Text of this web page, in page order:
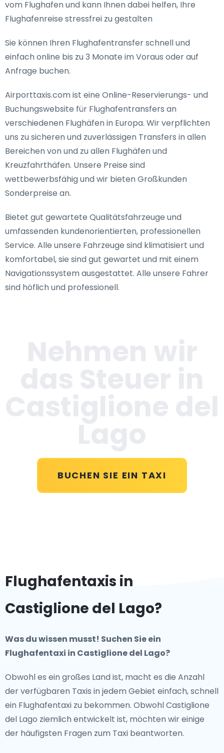
vom Flughafen und kann Ihnen dabei helfen, Ihre
Flughafenreise stressfrei zu gestalten
Sie können Ihren Flughafentransfer schnell und
einfach online bis zu 3 Monate im Voraus oder auf
Anfrage buchen.
Airporttaxis.com ist eine Online-Reservierungs- und
Buchungswebsite für Flughafentransfers an
verschiedenen Flughäfen in Europa. Wir verpflichten
uns zu sicheren und zuverlässigen Transfers in allen
Bereichen von und zu allen Flughäfen und
Kreuzfahrthäfen. Unsere Preise sind
wettbewerbsfähig und wir bieten Großkunden
Sonderpreise an.
Bietet gut gewartete Qualitätsfahrzeuge und
umfassenden kundenorientierten, professionellen
Service. Alle unsere Fahrzeuge sind klimatisiert und
komfortabel, sie sind gut gewartet und mit einem
Navigationssystem ausgestattet. Alle unsere Fahrer
sind höflich und professionell.
BUCHEN SIE EIN TAXI
Flughafentaxis in
Castiglione del Lago?
Was du wissen musst! Suchen Sie ein
Flughafentaxi in Castiglione del Lago?
Obwohl es ein großes Land ist, macht es die Anzahl
der verfügbaren Taxis in jedem Gebiet einfach, schnell
ein Flughafentaxi zu bekommen. Obwohl Castiglione
del Lago ziemlich entwickelt ist, möchten wir einige
der häufigsten Fragen zum Taxi beantworten.